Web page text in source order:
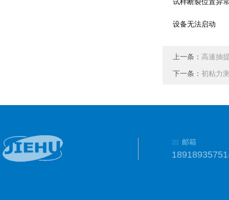
试样断裂位置异
设备无法启动
上一条： 高速抽
下一条： 初粘力
邮箱